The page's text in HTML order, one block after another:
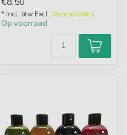
Dark ...
* Incl. btw Excl. Verzendkosten
Op voorraad